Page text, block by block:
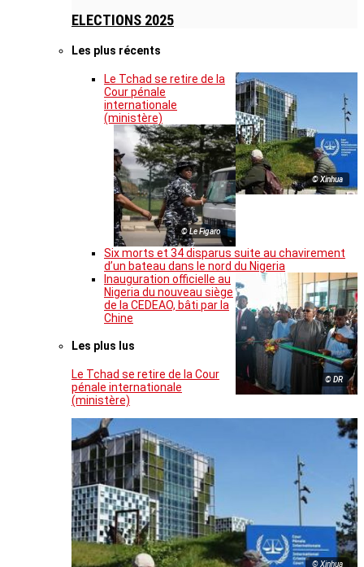
ELECTIONS 2025
Les plus récents
© Xinhua
Le Tchad se retire de la
Cour pénale
internationale
(ministère)
© Le Figaro
Six morts et 34 disparus suite au chavirement
d’un bateau dans le nord du Nigeria
© DR
Inauguration officielle au
Nigeria du nouveau siège
de la CEDEAO, bâti par la
Chine
Les plus lus
Le Tchad se retire de la Cour
pénale internationale
(ministère)
© Xinhua